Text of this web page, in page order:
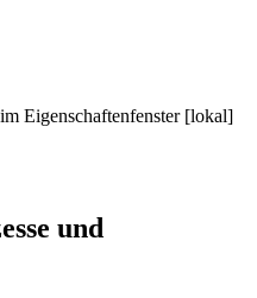
Eigenschaftenfenster [lokal]
und